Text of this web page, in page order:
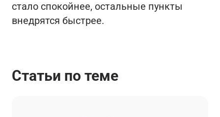
стало спокойнее, остальные пункты
внедрятся быстрее.
Статьи по теме